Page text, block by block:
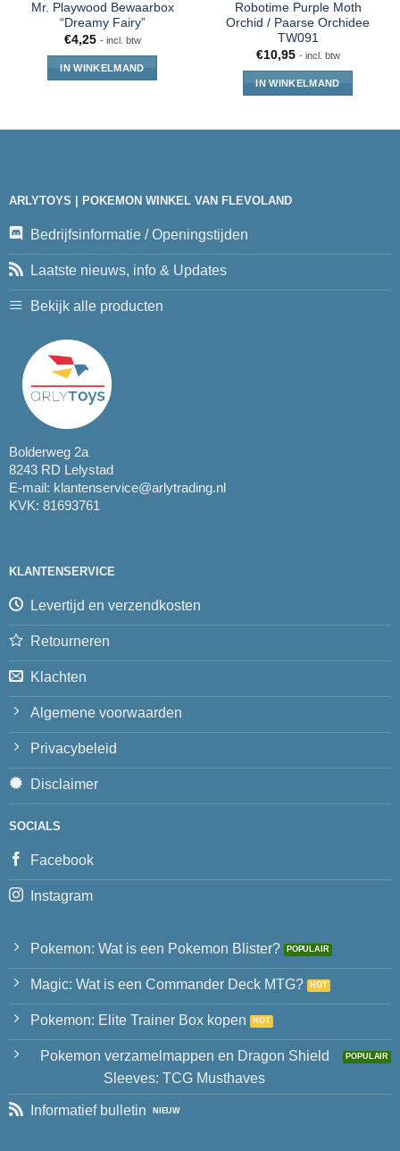
Mr. Playwood Bewaarbox
“Dreamy Fairy”
€4,25 - incl. btw
IN WINKELMAND
Robotime Purple Moth
Orchid / Paarse Orchidee
TW091
€10,95 - incl. btw
IN WINKELMAND
ARLYTOYS | POKEMON WINKEL VAN FLEVOLAND
Bedrijfsinformatie / Openingstijden
Laatste nieuws, info & Updates
Bekijk alle producten
Bolderweg 2a
8243 RD Lelystad
E-mail: klantenservice@arlytrading.nl
KVK: 81693761
KLANTENSERVICE
Levertijd en verzendkosten
Retourneren
Klachten
Algemene voorwaarden
Privacybeleid
Disclaimer
SOCIALS
Facebook
Instagram
Pokemon: Wat is een Pokemon Blister?
Magic: Wat is een Commander Deck MTG?
Pokemon: Elite Trainer Box kopen
Pokemon verzamelmappen en Dragon Shield
Sleeves: TCG Musthaves
Informatief bulletin